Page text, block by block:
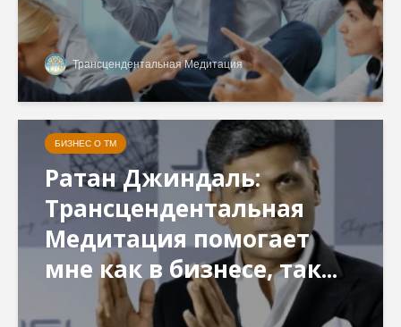
Трансцендентальная Медитация
БИЗНЕС О ТМ
Ратан Джиндаль:
Трансцендентальная
Медитация помогает
мне как в бизнесе, так...